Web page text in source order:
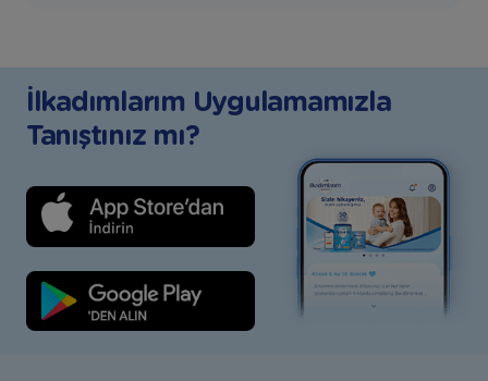
İlkadımlarım Uygulamamızla
Tanıştınız mı?